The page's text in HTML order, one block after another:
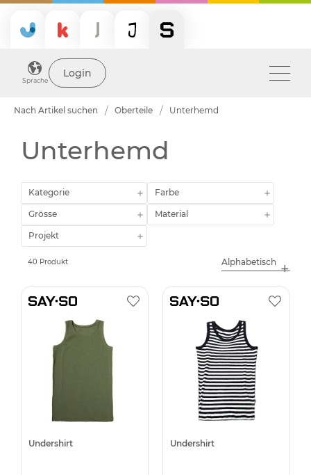
Sprache
Login
Nach Artikel suchen Oberteile Unterhemd
Unterhemd
Kategorie Farbe
Grösse Material
Projekt
40 Produkt
Undershirt Undershirt